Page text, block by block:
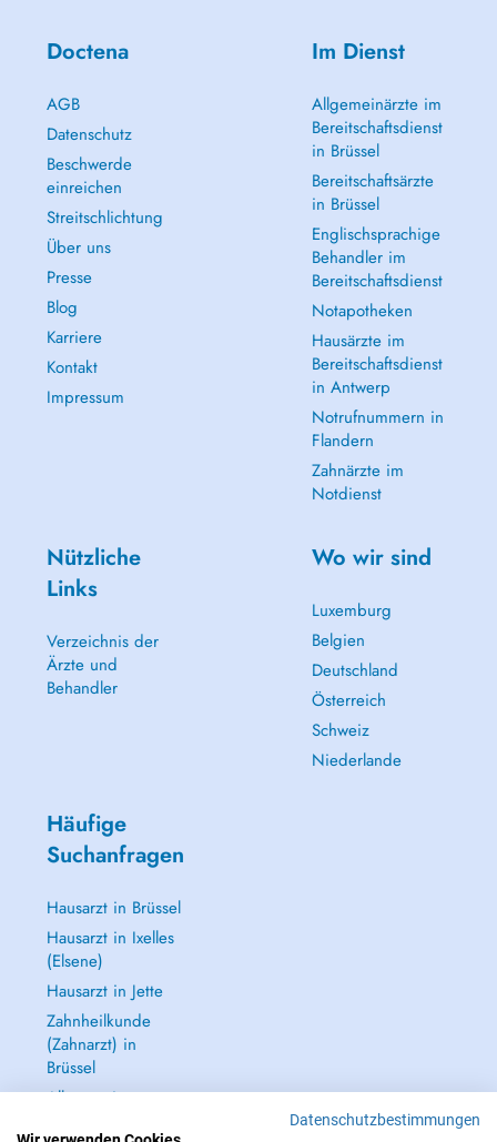
Doctena
AGB
Datenschutz
Beschwerde
einreichen
Streitschlichtung
Über uns
Presse
Blog
Karriere
Kontakt
Impressum
Im Dienst
Allgemeinärzte im
Bereitschaftsdienst
in Brüssel
Bereitschaftsärzte
in Brüssel
Englischsprachige
Behandler im
Bereitschaftsdienst
Notapotheken
Hausärzte im
Bereitschaftsdienst
in Antwerp
Notrufnummern in
Flandern
Zahnärzte im
Notdienst
Nützliche
Links
Verzeichnis der
Ärzte und
Behandler
Wo wir sind
Luxemburg
Belgien
Deutschland
Österreich
Schweiz
Niederlande
Häufige
Suchanfragen
Hausarzt in Brüssel
Hausarzt in Ixelles
(Elsene)
Hausarzt in Jette
Zahnheilkunde
(Zahnarzt) in
Brüssel
Alle anzeigen →
Datenschutzbestimmungen